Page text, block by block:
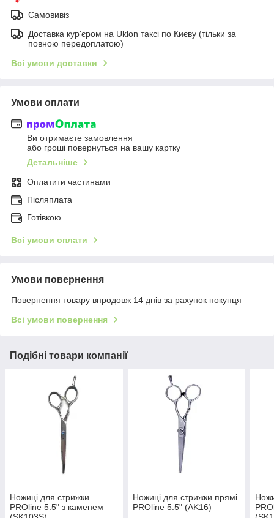
Самовивіз
Доставка кур'єром на Uklon таксі по Києву (тільки за
повною передоплатою)
Всі умови доставки
Умови оплати
Ви отримаєте замовлення
або гроші повернуться на вашу картку
Детальніше
Оплатити частинами
Післяплата
Готівкою
Всі умови оплати
Умови повернення
Повернення товару впродовж 14 днів за рахунок покупця
Всі умови повернення
Подібні товари компанії
Ножиці для стрижки
PROline 5.5" з каменем
Ножиці для стрижки прямі
PROline 5.5" (AK16)